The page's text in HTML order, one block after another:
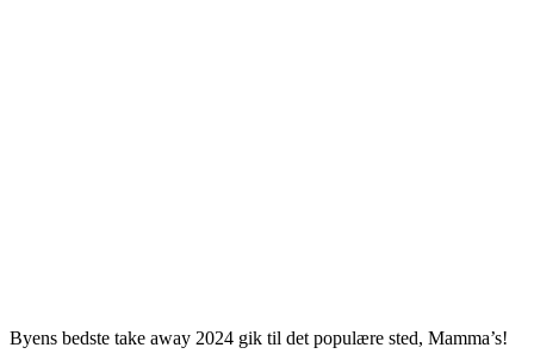
Byens bedste take away 2024 gik til det populære sted, Mamma’s!